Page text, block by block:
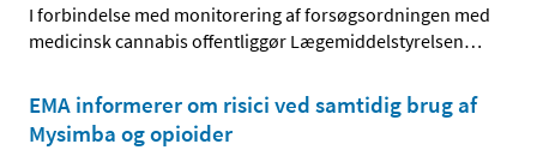
I forbindelse med monitorering af forsøgsordningen med
medicinsk cannabis offentliggør Lægemiddelstyrelsen…
EMA informerer om risici ved samtidig brug af
Mysimba og opioider